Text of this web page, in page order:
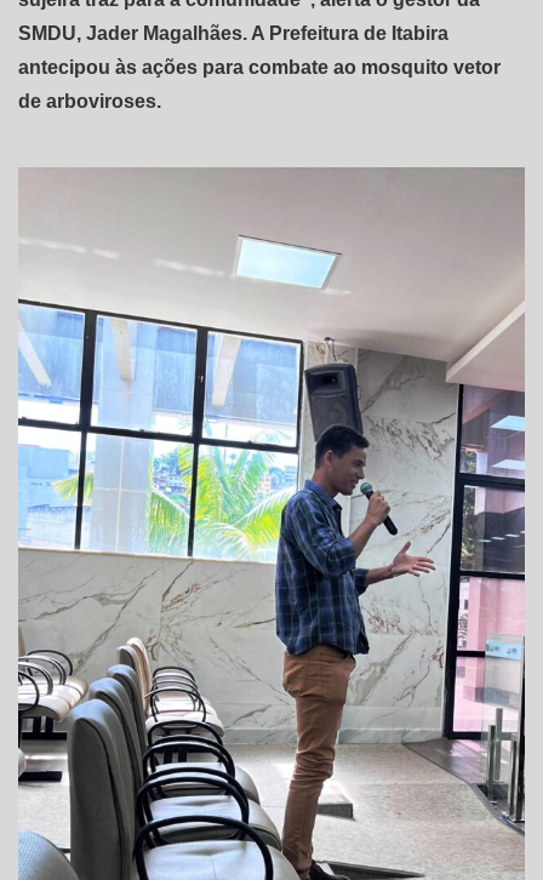
SMDU, Jader Magalhães. A Prefeitura de Itabira
antecipou às ações para combate ao mosquito vetor
de arboviroses.